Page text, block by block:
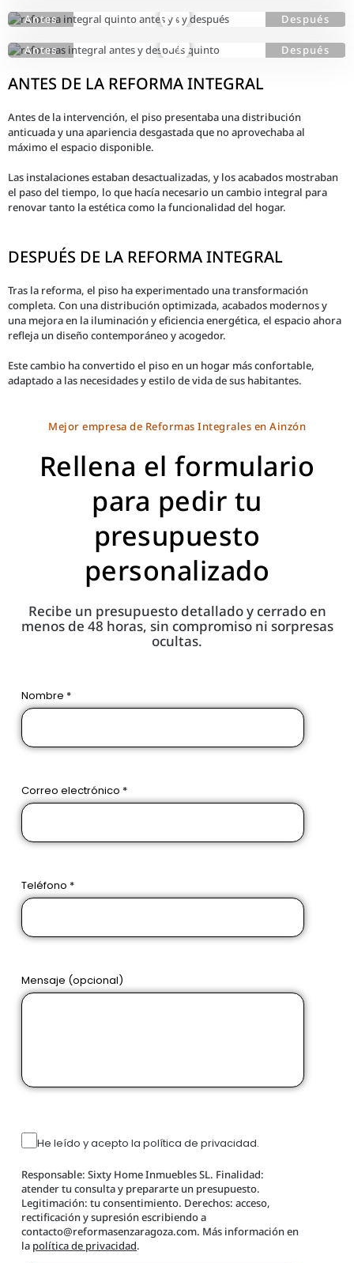
ANTES DE LA REFORMA INTEGRAL
Antes de la intervención, el piso presentaba una distribución
anticuada y una apariencia desgastada que no aprovechaba al
máximo el espacio disponible.
Las instalaciones estaban desactualizadas, y los acabados mostraban
el paso del tiempo, lo que hacía necesario un cambio integral para
renovar tanto la estética como la funcionalidad del hogar.
DESPUÉS DE LA REFORMA INTEGRAL
Tras la reforma, el piso ha experimentado una transformación
completa. Con una distribución optimizada, acabados modernos y
una mejora en la iluminación y eficiencia energética, el espacio ahora
refleja un diseño contemporáneo y acogedor.
Este cambio ha convertido el piso en un hogar más confortable,
adaptado a las necesidades y estilo de vida de sus habitantes.
Mejor empresa de Reformas Integrales en Ainzón
Rellena el formulario
para pedir tu
presupuesto
personalizado
Recibe un presupuesto detallado y cerrado en
menos de 48 horas, sin compromiso ni sorpresas
ocultas.
Nombre *
Correo electrónico *
Teléfono *
Mensaje (opcional)
He leído y acepto la política de privacidad.
Responsable: Sixty Home Inmuebles SL. Finalidad:
atender tu consulta y prepararte un presupuesto.
Legitimación: tu consentimiento. Derechos: acceso,
rectificación y supresión escribiendo a
contacto@reformasenzaragoza.com. Más información en
la política de privacidad.